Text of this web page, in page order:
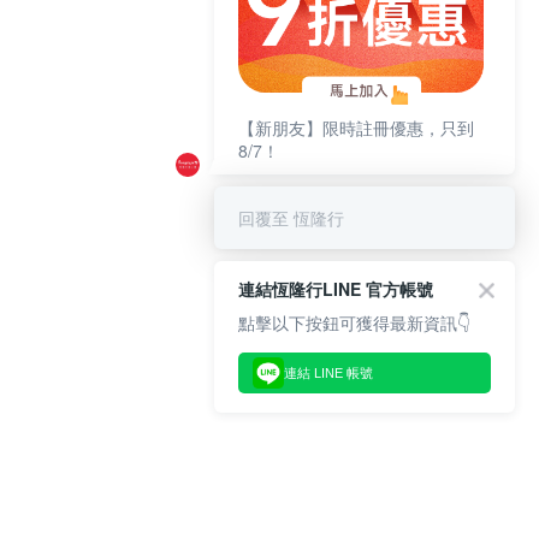
【新朋友】限時註冊優惠，只到
8/7！
回覆至 恆隆行
連結恆隆行LINE 官方帳號
點擊以下按鈕可獲得最新資訊👇
連結 LINE 帳號